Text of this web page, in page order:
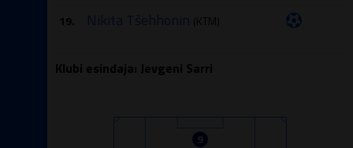
19. Nikita Tšehhonin (KTM)
Klubi esindaja: Jevgeni Sarri
9